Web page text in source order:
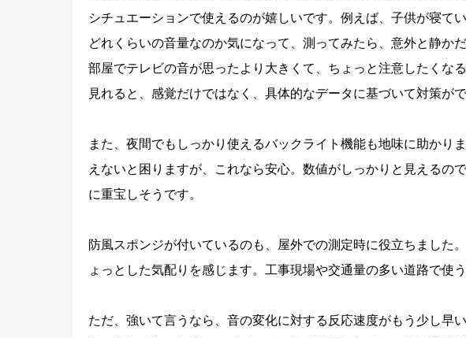
シチュエーションで使えるのが嬉しいです。例えば、子供が寝て
どれくらいの音量なのか気になって、測ってみたら、意外と静か
部屋でテレビの音が思ったより大きくて、ちょっと注意したくな
見れると、感覚だけではなく、具体的なデータに基づいて対策が
また、夜間でもしっかり使えるバックライト機能も地味に助かり
えないと困りますが、これなら安心。数値がしっかりと見えるの
に重宝しそうです。
防風スポンジが付いているのも、屋外での測定時に役立ちました
ょっとした気配りを感じます。工事現場や交通量の多い道路で使
ただ、強いて言うなら、音の変化に対する反応速度がもう少し早